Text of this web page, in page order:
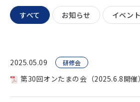
すべて お知らせ イベン
2025.05.09 研修会
第30回オンたまの会（2025.6.8開催）医療従事